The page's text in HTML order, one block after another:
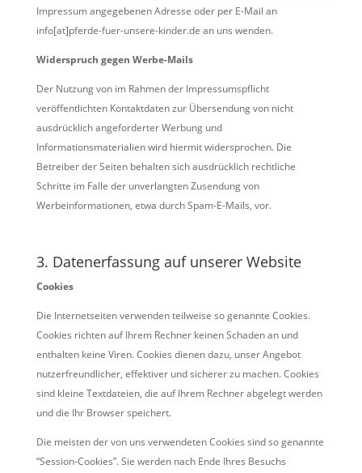
Impressum angegebenen Adresse oder per E-Mail an
info[at]pferde-fuer-unsere-kinder.de an uns wenden.
Widerspruch gegen Werbe-Mails
Der Nutzung von im Rahmen der Impressumspflicht
veröffentlichten Kontaktdaten zur Übersendung von nicht
ausdrücklich angeforderter Werbung und
Informationsmaterialien wird hiermit widersprochen. Die
Betreiber der Seiten behalten sich ausdrücklich rechtliche
Schritte im Falle der unverlangten Zusendung von
Werbeinformationen, etwa durch Spam-E-Mails, vor.
3. Datenerfassung auf unserer Website
Cookies
Die Internetseiten verwenden teilweise so genannte Cookies.
Cookies richten auf Ihrem Rechner keinen Schaden an und
enthalten keine Viren. Cookies dienen dazu, unser Angebot
nutzerfreundlicher, effektiver und sicherer zu machen. Cookies
sind kleine Textdateien, die auf Ihrem Rechner abgelegt werden
und die Ihr Browser speichert.
Die meisten der von uns verwendeten Cookies sind so genannte
“Session-Cookies”. Sie werden nach Ende Ihres Besuchs